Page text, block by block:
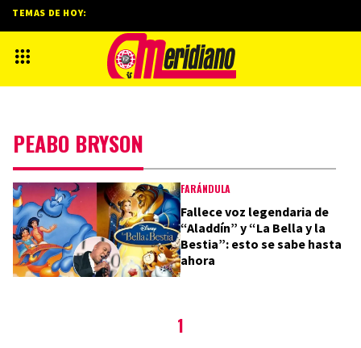
PEABO BRYSON
FARÁNDULA
Fallece voz legendaria de
“Aladdín” y “La Bella y la
Bestia”: esto se sabe hasta
ahora
1
TEMAS DE HOY: